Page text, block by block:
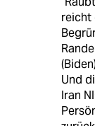
reicht
Und
Iran